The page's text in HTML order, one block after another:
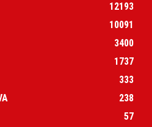
12193
10091
3400
1737
333
238
57